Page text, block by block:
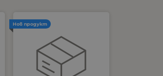
Нов продукт